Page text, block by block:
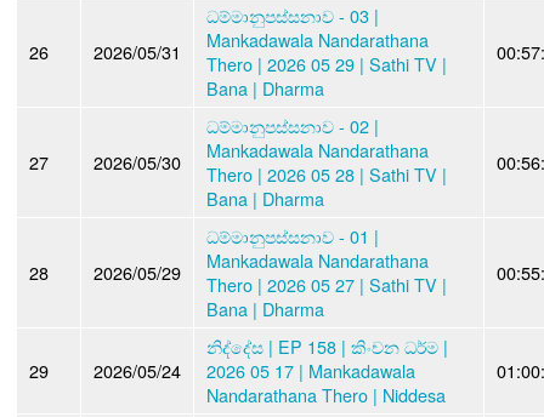
26 2026/05/31
ධම්මානුපස්සනාව - 03 |
Mankadawala Nandarathana
Thero | 2026 05 29 | Sathi TV |
Bana | Dharma
27 2026/05/30
ධම්මානුපස්සනාව - 02 |
Mankadawala Nandarathana
Thero | 2026 05 28 | Sathi TV |
Bana | Dharma
28 2026/05/29
ධම්මානුපස්සනාව - 01 |
Mankadawala Nandarathana
Thero | 2026 05 27 | Sathi TV |
Bana | Dharma
29 2026/05/24
නිද්දේස | EP 158 | කිංචන ධර්ම |
2026 05 17 | Mankadawala
Nandarathana Thero | Niddesa